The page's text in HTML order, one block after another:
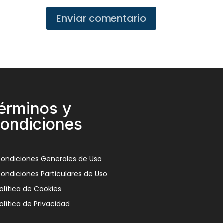
Enviar comentario
y
Generales de Uso
Particulares de Uso
de Cookies
de Privacidad